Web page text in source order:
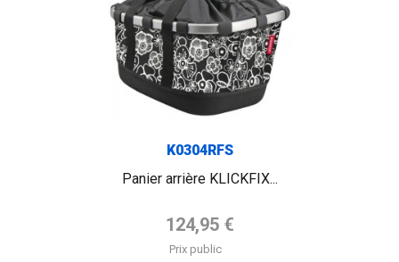
K0304RFS
Panier arrière KLICKFIX...
Prix de base
124,95 €
Prix public